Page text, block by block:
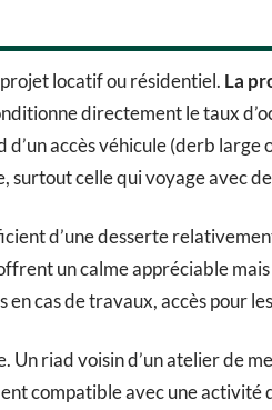
locatif ou résidentiel. La
directement le taux
d’un accès véhicule (derb large
celle qui voyage avec
d’une desserte
un calme appréciable
cas de travaux, accès pour
Un riad voisin d’un atelier de
compatible avec une activité